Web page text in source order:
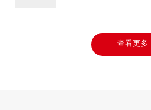
查看更多